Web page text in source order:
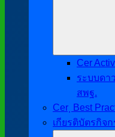
Cer
ระบบดา
สพฐ.
Cer ฺ Best
เกียรติบัตรกิจ